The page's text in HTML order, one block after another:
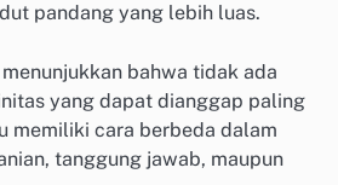
pandang yang lebih luas.
bahwa tidak ada
yang dapat dianggap paling
memiliki cara berbeda dalam
tanggung jawab, maupun